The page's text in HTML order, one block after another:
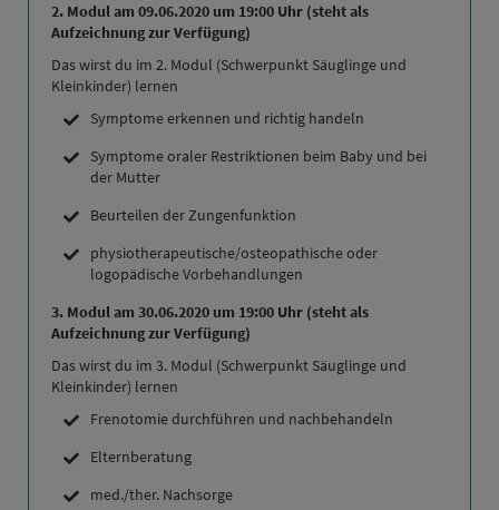
2. Modul am 09.06.2020 um 19:00 Uhr (steht als
Aufzeichnung zur Verfügung)
Das wirst du im 2. Modul (Schwerpunkt Säuglinge und
Kleinkinder) lernen
Symptome erkennen und richtig handeln
Symptome oraler Restriktionen beim Baby und bei
der Mutter
Beurteilen der Zungenfunktion
physiotherapeutische/osteopathische oder
logopädische Vorbehandlungen
3. Modul am 30.06.2020 um 19:00 Uhr (steht als
Aufzeichnung zur Verfügung)
Das wirst du im 3. Modul (Schwerpunkt Säuglinge und
Kleinkinder) lernen
Frenotomie durchführen und nachbehandeln
Elternberatung
med./ther. Nachsorge